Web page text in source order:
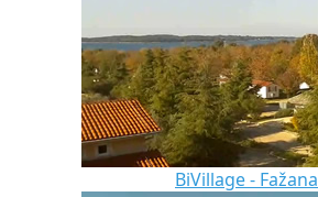
BiVillage - Fažana